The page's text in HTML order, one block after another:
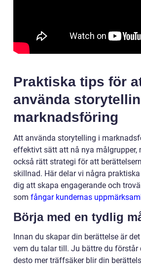
Praktiska tips för
använda
marknadsföring
Att använda storytelling i
effektivt sätt att nå nya målgrupper,
också rätt strategi för att
skillnad. Här delar vi några
dig att skapa engagerande och
som fångar kundernas
Börja med en tydlig
Innan du skapar din berättelse är
vem du talar till. Ju bättre du förstår
desto mer träffsäker blir din